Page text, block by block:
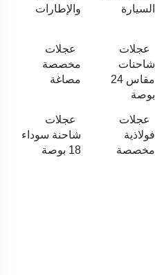
السيارة
والإطارات
عجلات
شاحنات
مقاس 24
بوصة
عجلات
مخصصة
مصاغة
عجلات
فولاذية
مخصصة
عجلات
شاحنة سوداء
18 بوصة